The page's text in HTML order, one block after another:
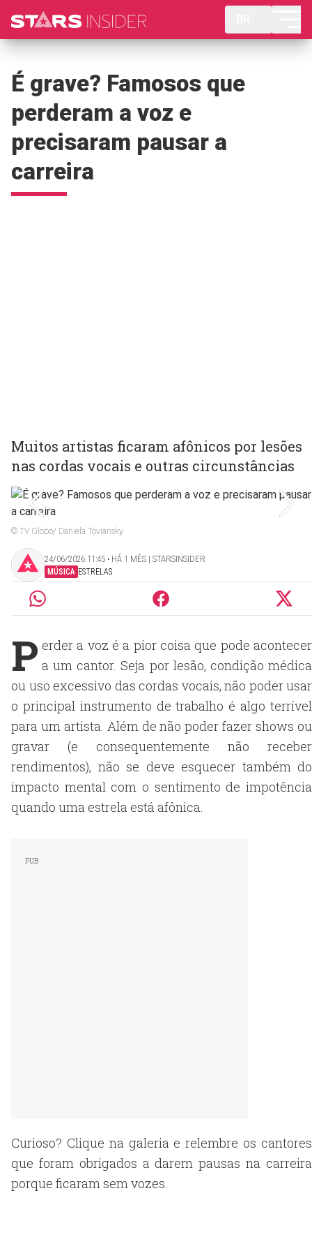
É grave? Famosos que
perderam a voz e
precisaram pausar a
carreira
Muitos artistas ficaram afônicos por lesões
nas cordas vocais e outras circunstâncias
© TV Globo/ Daniela Toviansky
24/06/2026 11:45 ‧ HÁ 1 MÊS | STARSINSIDER
MÚSICA ESTRELAS
P erder a voz é a pior coisa que pode acontecer
a um cantor. Seja por lesão, condição médica
ou uso excessivo das cordas vocais, não poder usar
o principal instrumento de trabalho é algo terrível
para um artista. Além de não poder fazer shows ou
gravar (e consequentemente não receber
rendimentos), não se deve esquecer também do
impacto mental com o sentimento de impotência
quando uma estrela está afônica.
Curioso? Clique na galeria e relembre os cantores
que foram obrigados a darem pausas na carreira
porque ficaram sem vozes.